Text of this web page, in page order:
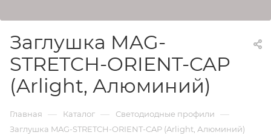
Заглушка MAG-
STRETCH-ORIENT-CAP
(Arlight, Алюминий)
Главная — Каталог — Светодиодные профили —
Заглушка MAG-STRETCH-ORIENT-CAP (Arlight, Алюминий)